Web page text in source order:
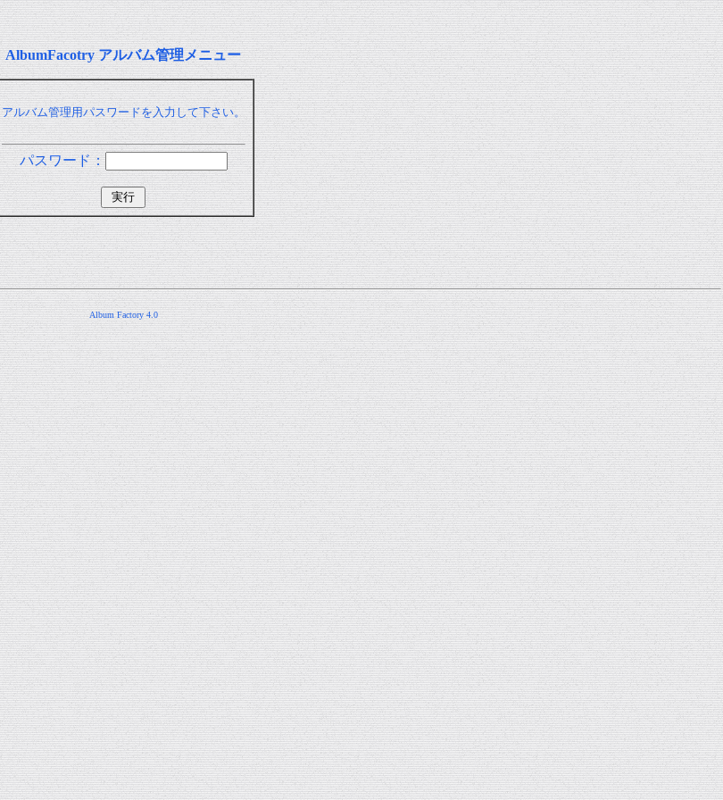
AlbumFacotry アルバム管理メニュー
アルバム管理用パスワードを入力して下さい。
パスワード：
Album Factory 4.0